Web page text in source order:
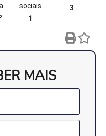
sociais
1
3
MAIS